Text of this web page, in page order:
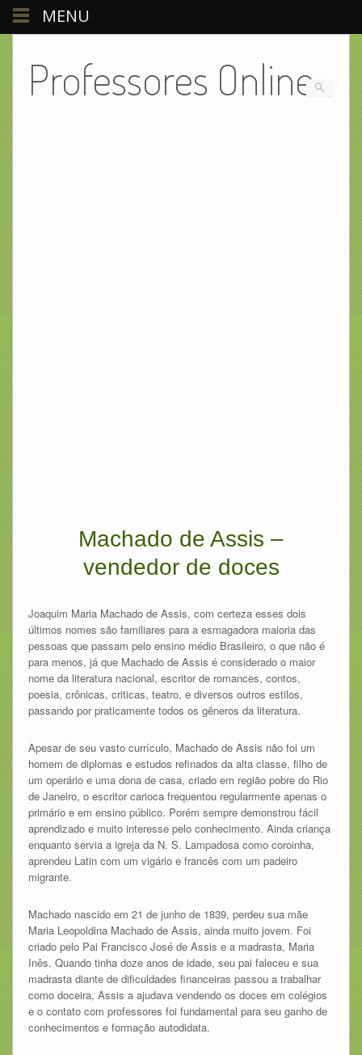
Professores Online
Machado de Assis –
vendedor de doces
Joaquim Maria Machado de Assis, com certeza esses dois
últimos nomes são familiares para a esmagadora maioria das
pessoas que passam pelo ensino médio Brasileiro, o que não é
para menos, já que Machado de Assis é considerado o maior
nome da literatura nacional, escritor de romances, contos,
poesia, crônicas, criticas, teatro, e diversos outros estilos,
passando por praticamente todos os gêneros da literatura.
Apesar de seu vasto currículo, Machado de Assis não foi um
homem de diplomas e estudos refinados da alta classe, filho de
um operário e uma dona de casa, criado em região pobre do Rio
de Janeiro, o escritor carioca frequentou regularmente apenas o
primário e em ensino público. Porém sempre demonstrou fácil
aprendizado e muito interesse pelo conhecimento. Ainda criança
enquanto servia a igreja da N. S. Lampadosa como coroinha,
aprendeu Latin com um vigário e francês com um padeiro
migrante.
Machado nascido em 21 de junho de 1839, perdeu sua mãe
Maria Leopoldina Machado de Assis, ainda muito jovem. Foi
criado pelo Pai Francisco José de Assis e a madrasta, Maria
Inês. Quando tinha doze anos de idade, seu pai faleceu e sua
madrasta diante de dificuldades financeiras passou a trabalhar
como doceira, Assis a ajudava vendendo os doces em colégios
e o contato com professores foi fundamental para seu ganho de
conhecimentos e formação autodidata.
MENU